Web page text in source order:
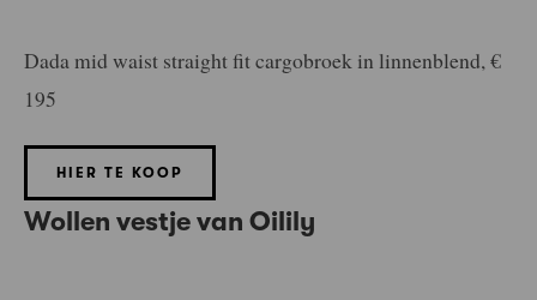
Dada mid waist straight fit cargobroek in linnenblend, €
195
HIER TE KOOP
Wollen vestje van Oilily